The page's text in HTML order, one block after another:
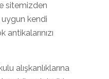
sitemizden
kendi
alışkanlıklarına